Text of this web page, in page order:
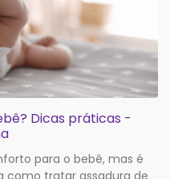
Dicas práticas -
para o bebê, mas é
como tratar assadura de